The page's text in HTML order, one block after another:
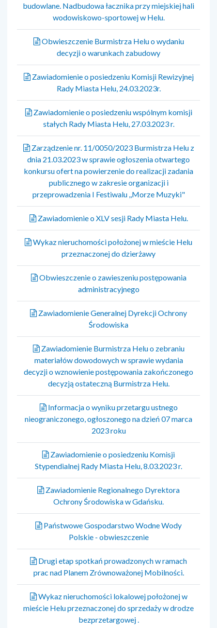
budowlane. Nadbudowa łacznika przy miejskiej hali
wodowiskowo-sportowej w Helu.
Obwieszczenie Burmistrza Helu o wydaniu
decyzji o warunkach zabudowy
Zawiadomienie o posiedzeniu Komisji Rewizyjnej
Rady Miasta Helu, 24.03.2023r.
Zawiadomienie o posiedzeniu wspólnym komisji
stałych Rady Miasta Helu, 27.03.2023 r.
Zarządzenie nr. 11/0050/2023 Burmistrza Helu z
dnia 21.03.2023 w sprawie ogłoszenia otwartego
konkursu ofert na powierzenie do realizacji zadania
publicznego w zakresie organizacji i
przeprowadzenia I Festiwalu ,,Morze Muzyki"
Zawiadomienie o XLV sesji Rady Miasta Helu.
Wykaz nieruchomości położonej w mieście Helu
przeznaczonej do dzierżawy
Obwieszczenie o zawieszeniu postępowania
administracyjnego
Zawiadomienie Generalnej Dyrekcji Ochrony
Środowiska
Zawiadomienie Burmistrza Helu o zebraniu
materiałów dowodowych w sprawie wydania
decyzji o wznowienie postępowania zakończonego
decyzją ostateczną Burmistrza Helu.
Informacja o wyniku przetargu ustnego
nieograniczonego, ogłoszonego na dzień 07 marca
2023 roku
Zawiadomienie o posiedzeniu Komisji
Stypendialnej Rady Miasta Helu, 8.03.2023 r.
Zawiadomienie Regionalnego Dyrektora
Ochrony Środowiska w Gdańsku.
Państwowe Gospodarstwo Wodne Wody
Polskie - obwieszczenie
Drugi etap spotkań prowadzonych w ramach
prac nad Planem Zrównoważonej Mobilności.
Wykaz nieruchomości lokalowej położonej w
mieście Helu przeznaczonej do sprzedaży w drodze
bezprzetargowej .